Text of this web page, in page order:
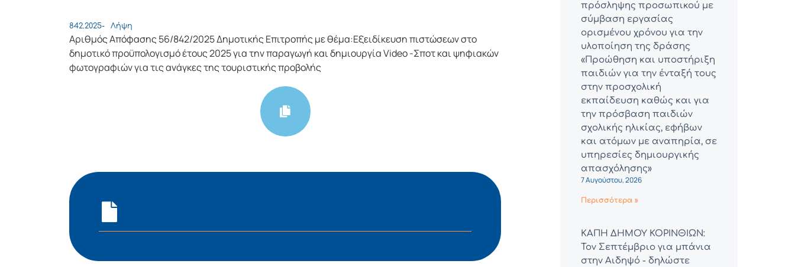
842.2025- Λήψη
Αριθμός Απόφασης 56/842/2025 Δημοτικής Επιτροπής με θέμα:Εξειδίκευση πιστώσεων στο
δημοτικό προϋπολογισμό έτους 2025 για την παραγωγή και δημιουργία Video -Σποτ και ψηφιακών
φωτογραφιών για τις ανάγκες της τουριστικής προβολής
πρόσληψης προσωπικού με
σύμβαση εργασίας
ορισμένου χρόνου για την
υλοποίηση της δράσης
«Προώθηση και υποστήριξη
παιδιών για την ένταξή τους
στην προσχολική
εκπαίδευση καθώς και για
την πρόσβαση παιδιών
σχολικής ηλικίας, εφήβων
και ατόμων με αναπηρία, σε
υπηρεσίες δημιουργικής
απασχόλησης»
7 Αυγούστου, 2026
Περισσότερα »
ΚΑΠΗ ΔΗΜΟΥ ΚΟΡΙΝΘΙΩΝ:
Τον Σεπτέμβριο για μπάνια
στην Αιδηψό - δηλώστε